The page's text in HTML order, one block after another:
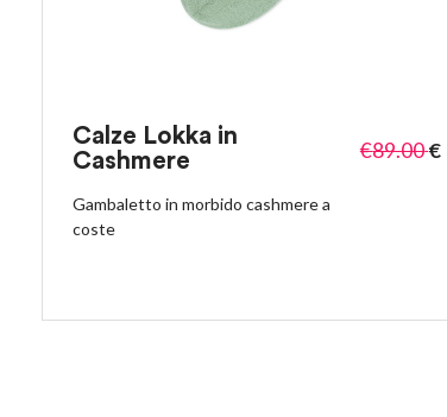
Calze Lokka in
Cashmere
€89.00€
Gambaletto in morbido cashmere a
coste